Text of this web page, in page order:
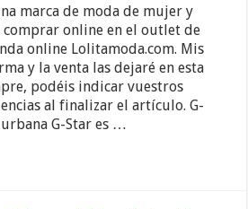
marca de moda de mujer y
online en el outlet de
online Lolitamoda.com. Mis
y la venta las dejaré en esta
podéis indicar vuestros
al finalizar el artículo. G-
G-Star es …